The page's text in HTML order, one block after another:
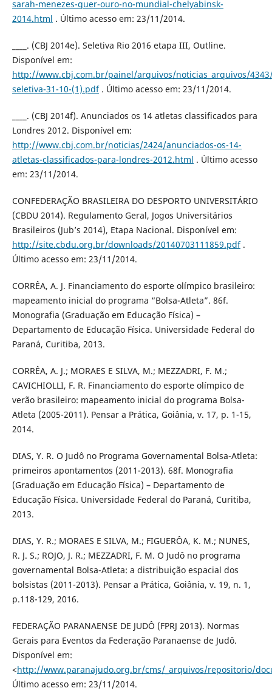
sarah-menezes-quer-ouro-no-mundial-chelyabinsk-
2014.html . Último acesso em: 23/11/2014.
____. (CBJ 2014e). Seletiva Rio 2016 etapa III, Outline.
Disponível em:
http://www.cbj.com.br/painel/arquivos/noticias_arquivos/
seletiva-31-10-(1).pdf. Último acesso em: 23/11/2014.
____. (CBJ 2014f). Anunciados os 14 atletas classificados para
Londres 2012. Disponível em:
http://www.cbj.com.br/noticias/2424/anunciados-os-14-
atletas-classificados-para-londres-2012.html . Último acesso
em: 23/11/2014.
CONFEDERAÇÃO BRASILEIRA DO DESPORTO UNIVERSITÁRIO
(CBDU 2014). Regulamento Geral, Jogos Universitários
Brasileiros (Jub’s 2014), Etapa Nacional. Disponível em:
http://site.cbdu.org.br/downloads/20140703111859.pdf.
Último acesso em: 23/11/2014.
CORRÊA, A. J. Financiamento do esporte olímpico brasileiro:
mapeamento inicial do programa “Bolsa-Atleta”. 86f.
Monografia (Graduação em Educação Física) –
Departamento de Educação Física. Universidade Federal do
Paraná, Curitiba, 2013.
CORRÊA, A. J.; MORAES E SILVA, M.; MEZZADRI, F. M.;
CAVICHIOLLI, F. R. Financiamento do esporte olímpico de
verão brasileiro: mapeamento inicial do programa Bolsa-
Atleta (2005-2011). Pensar a Prática, Goiânia, v. 17, p. 1-15,
2014.
DIAS, Y. R. O Judô no Programa Governamental Bolsa-Atleta:
primeiros apontamentos (2011-2013). 68f. Monografia
(Graduação em Educação Física) – Departamento de
Educação Física. Universidade Federal do Paraná, Curitiba,
2013.
DIAS, Y. R.; MORAES E SILVA, M.; FIGUERÔA, K. M.; NUNES,
R. J. S.; ROJO, J. R.; MEZZADRI, F. M. O Judô no programa
governamental Bolsa-Atleta: a distribuição espacial dos
bolsistas (2011-2013). Pensar a Prática, Goiânia, v. 19, n. 1,
p.118-129, 2016.
FEDERAÇÃO PARANAENSE DE JUDÔ (FPRJ 2013). Normas
Gerais para Eventos da Federação Paranaense de Judô.
Disponível em:
<http://www.paranajudo.org.br/cms/_arquivos/repositorio/
Último acesso em: 23/11/2014.